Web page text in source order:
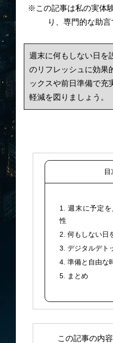
※この記事は私の実体
り、専門的な助言
週末に何もしない日を
のリフレッシュに効果
ックスや前日準備で充
軽減を図りましょう。
目
1. 週末に予定
性
2. 何もしない日
3. デジタルデト
4. 準備と自由な
5. まとめ
この記事の内容